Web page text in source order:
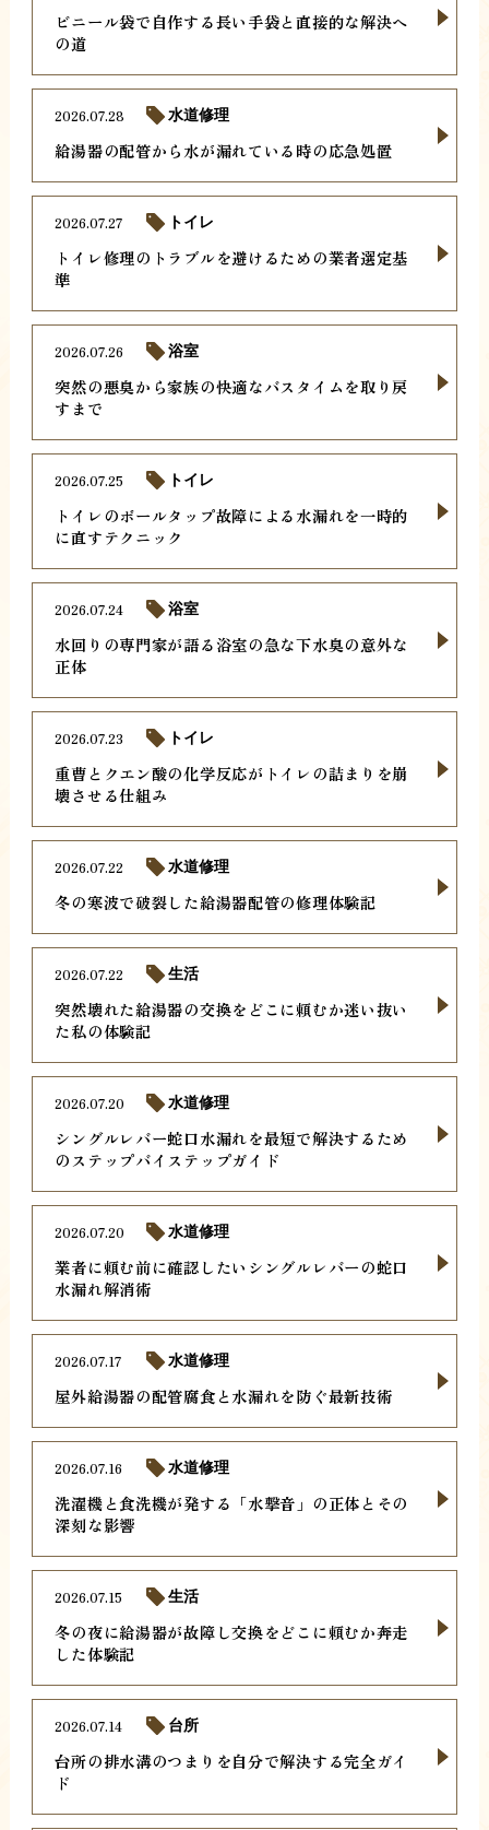
ビニール袋で自作する長い手袋と直接的な解決へ
の道
給湯器の配管から水が漏れている時の応急処置
2026.07.28 水道修理
トイレ修理のトラブルを避けるための業者選定基
準
2026.07.27 トイレ
突然の悪臭から家族の快適なバスタイムを取り戻
すまで
2026.07.26 浴室
トイレのボールタップ故障による水漏れを一時的
に直すテクニック
2026.07.25 トイレ
水回りの専門家が語る浴室の急な下水臭の意外な
正体
2026.07.24 浴室
重曹とクエン酸の化学反応がトイレの詰まりを崩
壊させる仕組み
2026.07.23 トイレ
冬の寒波で破裂した給湯器配管の修理体験記
2026.07.22 水道修理
突然壊れた給湯器の交換をどこに頼むか迷い抜い
た私の体験記
2026.07.22 生活
シングルレバー蛇口水漏れを最短で解決するため
のステップバイステップガイド
2026.07.20 水道修理
業者に頼む前に確認したいシングルレバーの蛇口
水漏れ解消術
2026.07.20 水道修理
屋外給湯器の配管腐食と水漏れを防ぐ最新技術
2026.07.17 水道修理
洗濯機と食洗機が発する「水撃音」の正体とその
深刻な影響
2026.07.16 水道修理
冬の夜に給湯器が故障し交換をどこに頼むか奔走
した体験記
2026.07.15 生活
台所の排水溝のつまりを自分で解決する完全ガイ
ド
2026.07.14 台所